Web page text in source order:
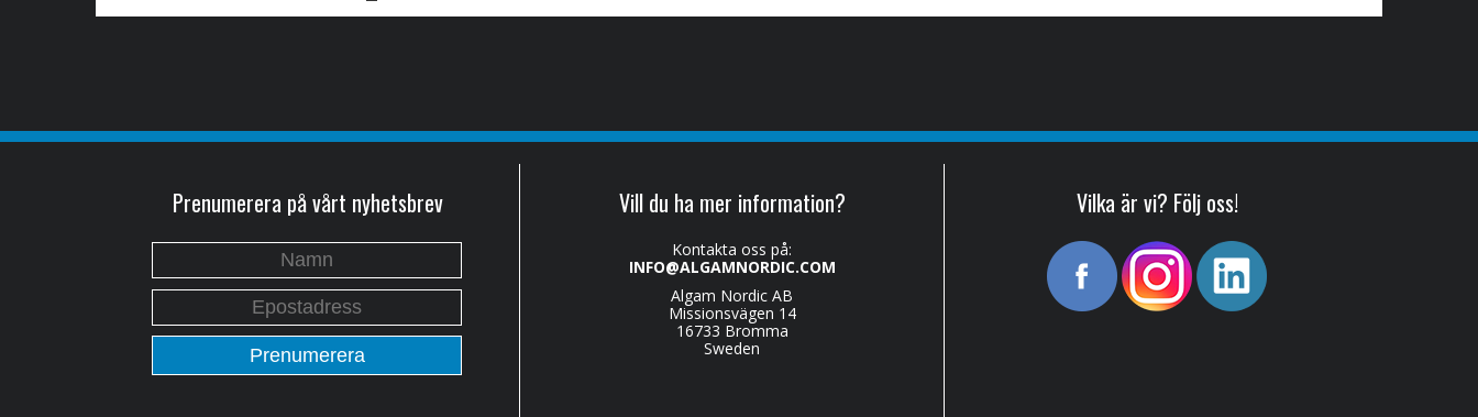
Prenumerera på vårt nyhetsbrev Vill du ha mer information?
Kontakta oss på:
INFO@ALGAMNORDIC.COM
Algam Nordic AB
Missionsvägen 14
16733 Bromma
Sweden
Vilka är vi? Följ oss!